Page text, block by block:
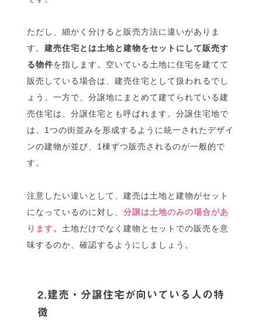
ただし、細かく分けると販売方法に違いがありま
す。建売住宅とは土地と建物をセットにして販売す
る物件を指します。空いている土地に住宅を建てて
販売している場合は、建売住宅として扱われるでし
ょう。一方で、分譲地にまとめて建てられている建
売住宅は、分譲住宅とも呼ばれます。分譲住宅地で
は、1つの街並みを形成するように統一されたデザイ
ンの建物が並び、1棟ずつ販売されるのが一般的で
す。
注意したい違いとして、建売は土地と建物がセット
になっているのに対し、分譲は土地のみの場合があ
ります。土地だけでなく建物とセットでの販売を意
味するのか、確認するようにしましょう。
2.建売・分譲住宅が向いている人の特
徴